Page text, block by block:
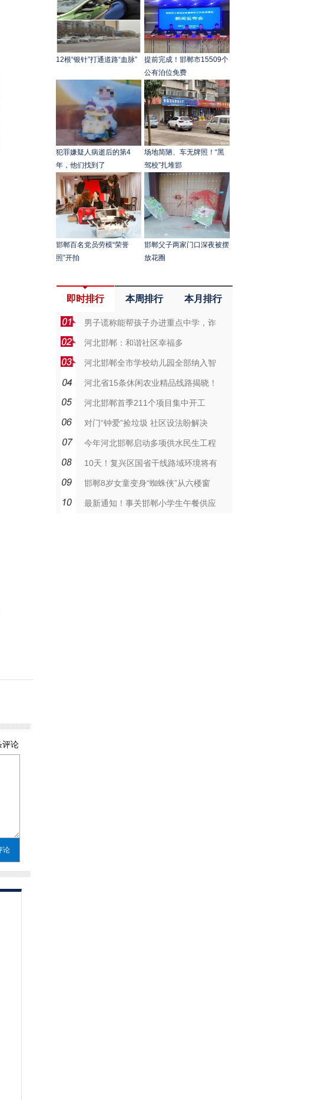
12根“银针”打通道路“血脉”
提前完成！邯郸市15509个
公有泊位免费
犯罪嫌疑人病逝后的第4
年，他们找到了
场地简陋、车无牌照！“黑
驾校”扎堆邯
邯郸百名党员劳模“荣誉
照”开拍
邯郸父子两家门口深夜被摆
放花圈
即时排行 本周排行 本月排行
男子谎称能帮孩子办进重点中学，诈
河北邯郸：和谐社区幸福多
河北邯郸全市学校幼儿园全部纳入智
河北省15条休闲农业精品线路揭晓！
河北邯郸首季211个项目集中开工
对门“钟爱”捡垃圾 社区设法盼解决
今年河北邯郸启动多项供水民生工程
10天！复兴区国省干线路域环境将有
邯郸8岁女童变身“蜘蛛侠”从六楼窗
最新通知！事关邯郸小学生午餐供应